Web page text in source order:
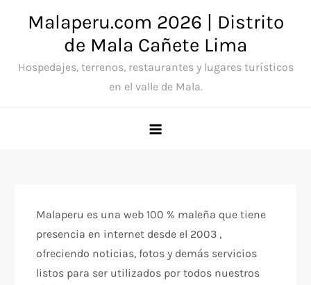
Malaperu.com 2026 | Distrito
de Mala Cañete Lima
Hospedajes, terrenos, restaurantes y lugares turísticos
en el valle de Mala.
Malaperu es una web 100 % maleña que tiene
presencia en internet desde el 2003 ,
ofreciendo noticias, fotos y demás servicios
listos para ser utilizados por todos nuestros